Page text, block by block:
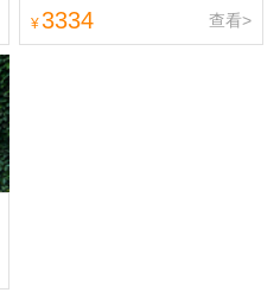
婚纱/翻译】
¥3334 查看>